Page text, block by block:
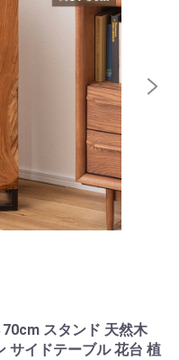
スタンド 天然木
サイドテーブル 花台 植